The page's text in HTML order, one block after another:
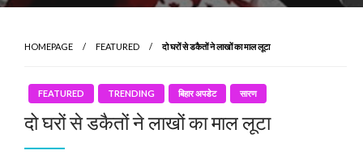
HOMEPAGE FEATURED दो घरों से डकैतों ने लाखों का माल लूटा
FEATURED TRENDING बिहार अपडेट सारण
दो घरों से डकैतों ने लाखों का माल लूटा